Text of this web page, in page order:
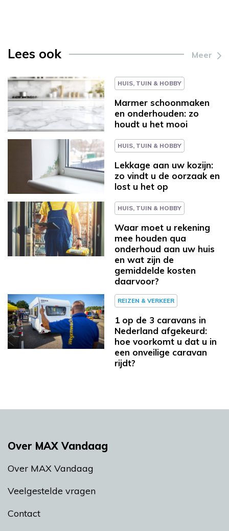
Lees ook Meer
HUIS, TUIN & HOBBY
Marmer schoonmaken
en onderhouden: zo
houdt u het mooi
HUIS, TUIN & HOBBY
Lekkage aan uw kozijn:
zo vindt u de oorzaak en
lost u het op
HUIS, TUIN & HOBBY
Waar moet u rekening
mee houden qua
onderhoud aan uw huis
en wat zijn de
gemiddelde kosten
daarvoor?
REIZEN & VERKEER
1 op de 3 caravans in
Nederland afgekeurd:
hoe voorkomt u dat u in
een onveilige caravan
rijdt?
Over MAX Vandaag
Over MAX Vandaag
Veelgestelde vragen
Contact